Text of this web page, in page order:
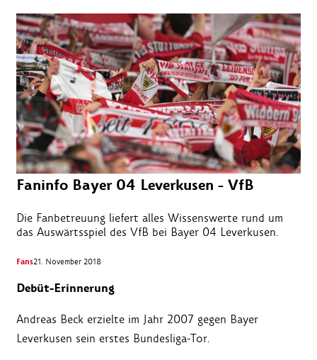
Faninfo Bayer 04 Leverkusen - VfB
Die Fanbetreuung liefert alles Wissenswerte rund um
das Auswärtsspiel des VfB bei Bayer 04 Leverkusen.
Fans21. November 2018
Debüt-Erinnerung
Andreas Beck erzielte im Jahr 2007 gegen Bayer
Leverkusen sein erstes Bundesliga-Tor.